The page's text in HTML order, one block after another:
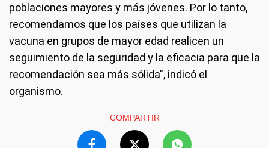
poblaciones mayores y más jóvenes. Por lo tanto,
recomendamos que los países que utilizan la
vacuna en grupos de mayor edad realicen un
seguimiento de la seguridad y la eficacia para que la
recomendación sea más sólida", indicó el
organismo.
COMPARTIR